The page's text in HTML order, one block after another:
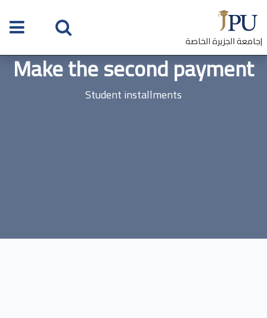
|جامعة الجزيرة الخاصة
Make the second payment
Student installments